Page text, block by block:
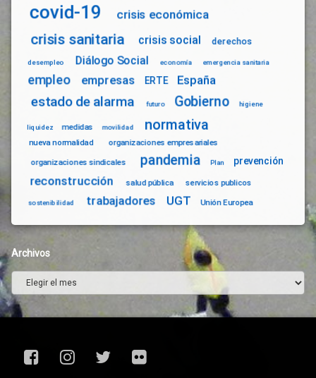
covid-19 crisis económica
crisis sanitaria crisis social derechos
desempleo Diálogo Social economía emergencia sanitaria
empleo empresas ERTE España
estado de alarma futuro Gobierno higiene
liquidez medidas movilidad normativa
nueva normalidad organizaciones empresariales
organizaciones sindicales pandemia Plan prevención
reconstrucción salud pública servicios publicos
sostenibilidad trabajadores UGT Unión Europea
Archivos
Archivos
FacebookInstagram
TwitterFlickr